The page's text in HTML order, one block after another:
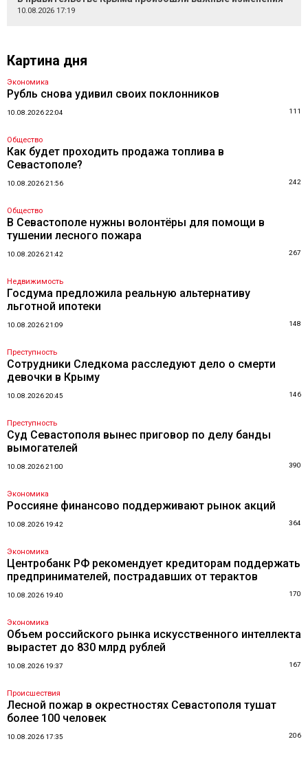
10.08.2026 17:19
Картина дня
Экономика
Рубль снова удивил своих поклонников
10.08.2026 22:04 111
Общество
Как будет проходить продажа топлива в
Севастополе?
10.08.2026 21:56 242
Общество
В Севастополе нужны волонтёры для помощи в
тушении лесного пожара
10.08.2026 21:42 267
Недвижимость
Госдума предложила реальную альтернативу
льготной ипотеки
10.08.2026 21:09 148
Преступность
Сотрудники Следкома расследуют дело о смерти
девочки в Крыму
10.08.2026 20:45 146
Преступность
Суд Севастополя вынес приговор по делу банды
вымогателей
10.08.2026 21:00 390
Экономика
Россияне финансово поддерживают рынок акций
10.08.2026 19:42 364
Экономика
Центробанк РФ рекомендует кредиторам поддержать
предпринимателей, пострадавших от терактов
10.08.2026 19:40 170
Экономика
Объем российского рынка искусственного интеллекта
вырастет до 830 млрд рублей
10.08.2026 19:37 167
Происшествия
Лесной пожар в окрестностях Севастополя тушат
более 100 человек
10.08.2026 17:35 206